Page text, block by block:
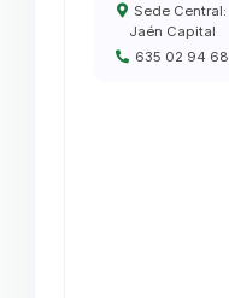
Sede Central:
Jaén Capital
635 02 94 68